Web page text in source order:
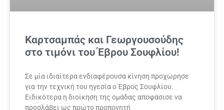
Καρτσαμπάς και Γεωργουσούδης
στο τιμόνι του Έβρου Σουφλίου!
Σε μία ιδιαίτερα ενδιαφέρουσα κίνηση προχώρησε
για την τεχνική του ηγεσία ο Έβρος Σουφλίου.
Ειδικότερα η διοίκηση της ομάδας αποφάσισε να
προσλάβει ως πρώτο προπονητή